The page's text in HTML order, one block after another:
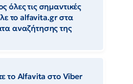
όλες τις σημαντικές
το alfavita.gr στα
αναζήτησης της
το Αlfavita στο Viber